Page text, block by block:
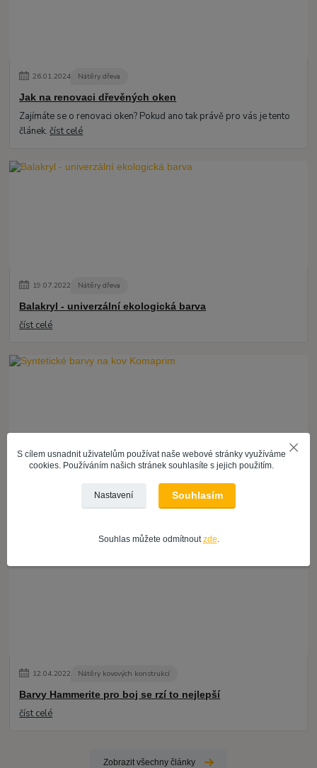
26.01.2024 Nátěry dřeva
Jak na renovaci dřevěných oken
Zajímáte se o renovaci oken? Pokud ano tak právě pro vás je tento
článek.číst celé
19.07.2022 Nátěry dřeva
Balakryl - univerzální ekologická barva
číst celé
Syntetické barvy na kov Komaprim
12.04.2022 Nátěry kovových konstrukcí
Barvy Hammerite pro boj se rzí to nejlepší
číst celé
Zobrazit všechny články
S cílem usnadnit uživatelům používat naše webové stránky využíváme
cookies. Používáním našich stránek souhlasíte s jejich použitím.
Nastavení Souhlasím
Souhlas můžete odmítnout zde